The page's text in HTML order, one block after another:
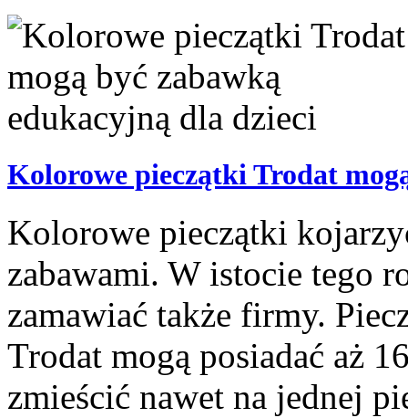
Kolorowe pieczątki Trodat
Kolorowe pieczątki
zabawami. W istocie tego
zamawiać także firmy.
Trodat mogą posiadać aż
zmieścić nawet na jednej